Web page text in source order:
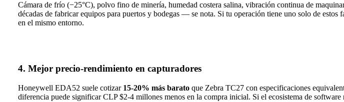
Cámara de frío (−25°C), polvo fino de minería, humedad costera salina, vibración continua de
décadas de fabricar equipos para puertos y bodegas — se nota. Si tu operación tiene uno solo de
en el mismo entorno.
4. Mejor precio-rendimiento en capturadores
Honeywell EDA52 suele cotizar 15-20% más barato que Zebra TC27 con especificaciones
diferencia puede significar CLP $2-4 millones menos en la compra inicial. Si el ecosistema de